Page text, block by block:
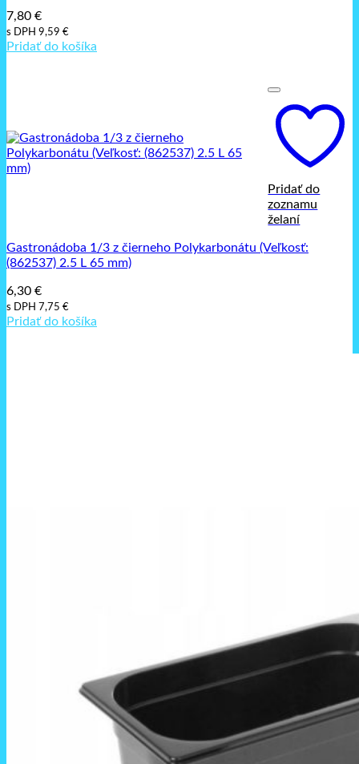
7,80 €
s DPH 9,59 €
Pridať do košíka
Pridať do
zoznamu
želaní
Gastronádoba 1/3 z čierneho Polykarbonátu (Veľkosť:
(862537) 2.5 L 65 mm)
6,30 €
s DPH 7,75 €
Pridať do košíka